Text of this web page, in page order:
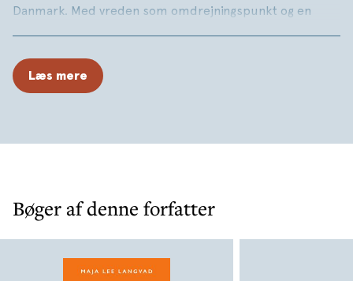
Danmark. Med vreden som omdrejningspunkt og en
adoptionskritisk miljø i Sydkorea. Det er en dybt
personlig og politisk bog om slægtskab, race, køn og
dokumentation af adoptionsindustrien.
Læs mere
Bøger af denne forfatter